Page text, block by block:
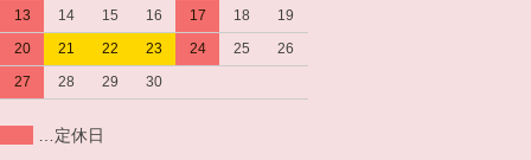
13
14 15 16 17 18
19
20
21 22 23 24 25
26
27
28 29 30
…定休日